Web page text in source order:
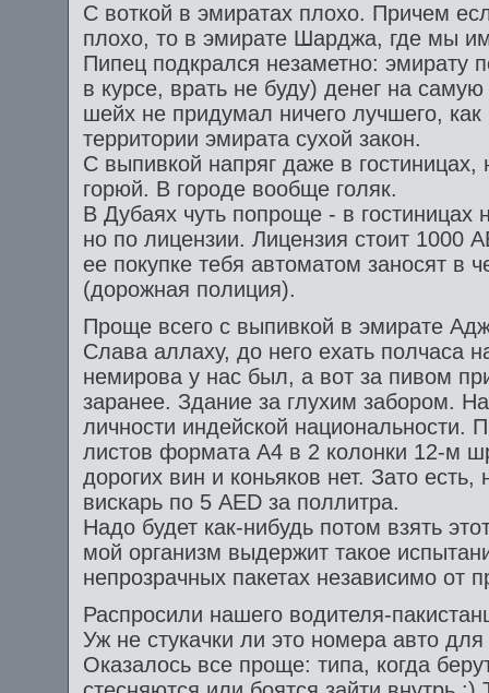
С воткой в эмиратах плохо. Причем
плохо, то в эмирате Шарджа, где мы
Пипец подкрался незаметно: эмирату
в курсе, врать не буду) денег на
шейх не придумал ничего лучшего, как
территории эмирата сухой закон.
С выпивкой напряг даже в
горюй. В городе вообще голяк.
В Дубаях чуть попроще - в
но по лицензии. Лицензия стоит 1000
ее покупке тебя автоматом заносят в
(дорожная полиция).
Проще всего с выпивкой в эмирате
Слава аллаху, до него ехать полчаса
немирова у нас был, а вот за пивом
заранее. Здание за глухим забором.
личности индейской национальности.
листов формата А4 в 2 колонки 12-м
дорогих вин и коньяков нет. Зато
вискарь по 5 AED за поллитра.
Надо будет как-нибудь потом взять
мой организм выдержит такое
непрозрачных пакетах независимо от
Распросили нашего водителя-
Уж не стукачки ли это номера авто
Оказалось все проще: типа, когда